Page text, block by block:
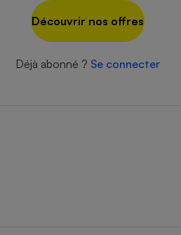
Découvrir nos offres
Déjà abonné ? Se connecter
Téléphone mobile -
Radiateur électrique